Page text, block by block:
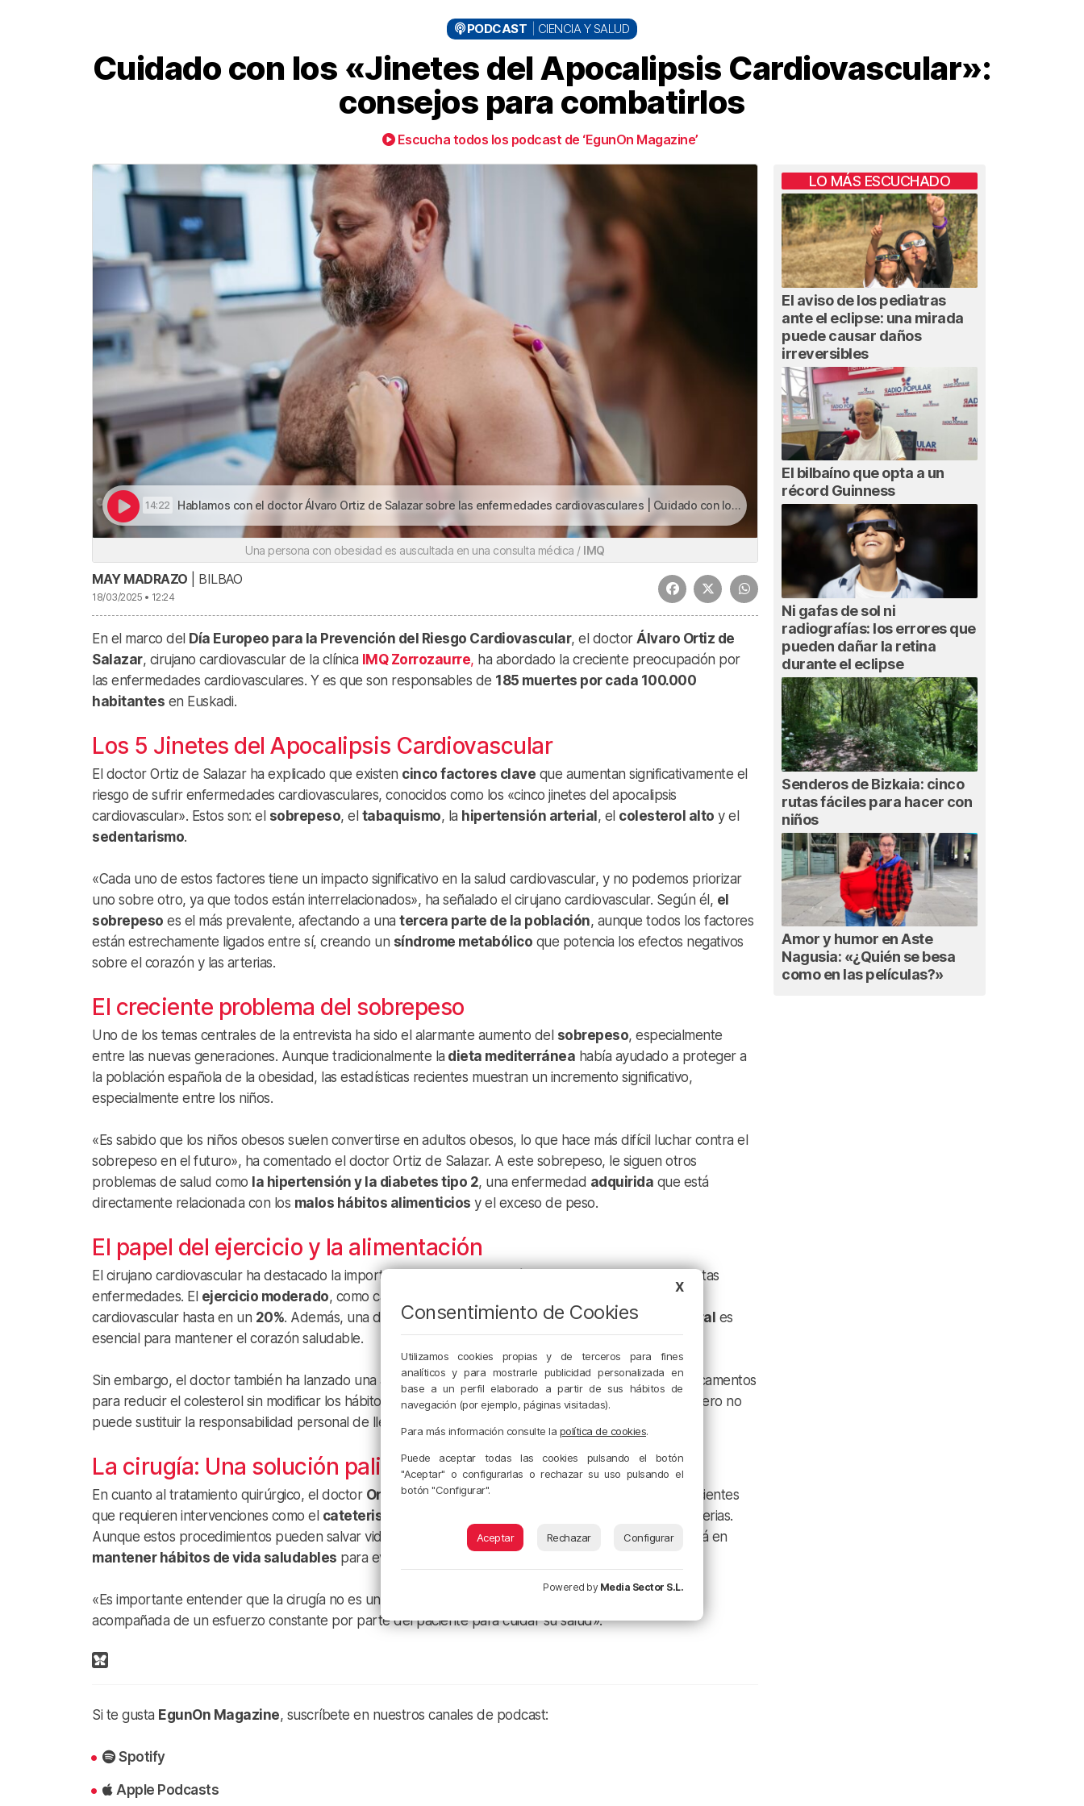
PODCAST CIENCIA Y SALUD
Cuidado con los «Jinetes del Apocalipsis Cardiovascular»:
consejos para combatirlos
Escucha todos los podcast de ‘EgunOn Magazine’
14:22 Hablamos con el doctor Álvaro Ortiz de Salazar sobre las enfermedades cardiovasculares | Cuidado con los «Jinetes del Apocalipsis Cardiovascular»: consejos para combatirlos
Una persona con obesidad es auscultada en una consulta médica / IMQ
MAY MADRAZO | BILBAO
18/03/2025 • 12:24
En el marco del Día Europeo para la Prevención del Riesgo Cardiovascular, el doctor Álvaro Ortiz de
Salazar, cirujano cardiovascular de la clínica IMQ Zorrozaurre, ha abordado la creciente preocupación por
las enfermedades cardiovasculares. Y es que son responsables de 185 muertes por cada 100.000
habitantes en Euskadi.
Los 5 Jinetes del Apocalipsis Cardiovascular
El doctor Ortiz de Salazar ha explicado que existen cinco factores clave que aumentan significativamente el
riesgo de sufrir enfermedades cardiovasculares, conocidos como los «cinco jinetes del apocalipsis
cardiovascular». Estos son: el sobrepeso, el tabaquismo, la hipertensión arterial , el colesterol alto y el
sedentarismo.
«Cada uno de estos factores tiene un impacto significativo en la salud cardiovascular, y no podemos priorizar
uno sobre otro, ya que todos están interrelacionados», ha señalado el cirujano cardiovascular. Según él, el
sobrepeso es el más prevalente, afectando a una tercera parte de la población, aunque todos los factores
están estrechamente ligados entre sí, creando un síndrome metabólico que potencia los efectos negativos
sobre el corazón y las arterias.
El creciente problema del sobrepeso
Uno de los temas centrales de la entrevista ha sido el alarmante aumento del sobrepeso, especialmente
entre las nuevas generaciones. Aunque tradicionalmente la dieta mediterránea había ayudado a proteger a
la población española de la obesidad, las estadísticas recientes muestran un incremento significativo,
especialmente entre los niños.
«Es sabido que los niños obesos suelen convertirse en adultos obesos, lo que hace más difícil luchar contra el
sobrepeso en el futuro», ha comentado el doctor Ortiz de Salazar. A este sobrepeso, le siguen otros
problemas de salud como la hipertensión y la diabetes tipo 2, una enfermedad adquirida que está
directamente relacionada con los malos hábitos alimenticios y el exceso de peso.
El papel del ejercicio y la alimentación
El cirujano cardiovascular ha destacado la importancia de cambiar los hábitos de vida para prevenir estas
enfermedades. El ejercicio moderado, como caminar 30 minutos al día, puede reducir el riesgo
cardiovascular hasta en un 20%. Además, una dieta rica enverduras, frutas, pescadoypan integral es
esencial para mantener el corazón saludable.
Sin embargo, el doctor también ha lanzado una advertencia sobre la tentación de confiar en los medicamentos
para reducir el colesterol sin modificar los hábitos. «La medicación es uncomplemento
importante, pero no
puede sustituir la responsabilidad personal de llevar una vida saludable».
La cirugía: Una solución paliativa
En cuanto al tratamiento quirúrgico, el doctor Ortiz de Salazarha compartido su experiencia con pacientes
que requieren intervenciones como el cateterismo
para desobstruir las arterias.
Aunque estos procedimientos pueden salvar vidas, el doctor ha subrayado que el verdadero reto está en
mantener hábitos de vida saludables para evitar que la enfermedad reaparezca.
«Es importante entender que la cirugía no es una cura definitiva. Es una solución paliativa que debe ir
acompañada de un esfuerzo constante por parte del paciente para cuidar su salud».
Si te gusta EgunOn Magazine, suscríbete en nuestros canales de podcast:
Spotify
Apple Podcasts
LO MÁS ESCUCHADO
El aviso de los pediatras
ante el eclipse: una mirada
puede causar daños
irreversibles
El bilbaíno que opta a un
récord Guinness
Ni gafas de sol ni
radiografías: los errores que
pueden dañar la retina
durante el eclipse
Senderos de Bizkaia: cinco
rutas fáciles para hacer con
niños
Amor y humor en Aste
Nagusia: «¿Quién se besa
como en las películas?»
X
Consentimiento de Cookies
Utilizamos cookies propias y de terceros para fines
analíticos y para mostrarle publicidad personalizada en
base a un perfil elaborado a partir de sus hábitos de
navegación (por ejemplo, páginas visitadas).
Para más información consulte la política de cookies.
Puede aceptar todas las cookies pulsando el botón
"Aceptar" o configurarlas o rechazar su uso pulsando el
botón "Configurar".
Aceptar Rechazar Configurar
Powered by Media Sector S.L.